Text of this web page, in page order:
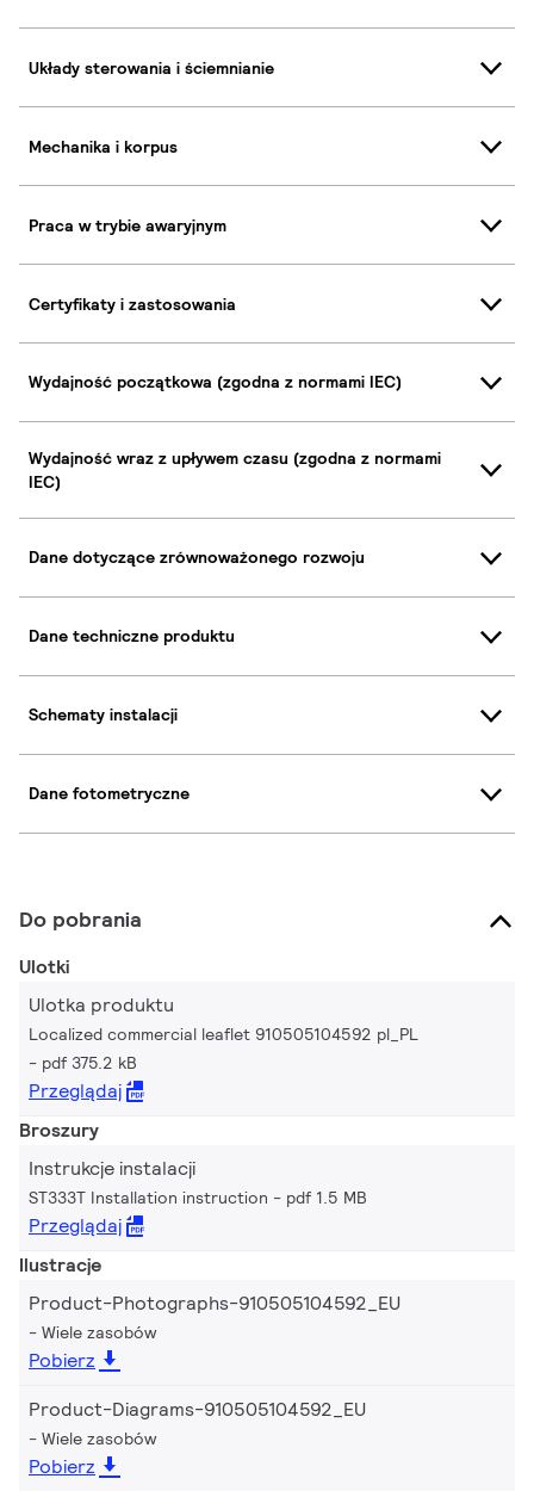
Układy sterowania i ściemnianie
Mechanika i korpus
Praca w trybie awaryjnym
Certyfikaty i zastosowania
Wydajność początkowa (zgodna z normami IEC)
Wydajność wraz z upływem czasu (zgodna z normami
IEC)
Dane dotyczące zrównoważonego rozwoju
Dane techniczne produktu
Schematy instalacji
Dane fotometryczne
Do pobrania
Ulotki
Ulotka produktu
Localized commercial leaflet 910505104592 pl_PL
pdf 375.2 kB
Przeglądaj
Broszury
Instrukcje instalacji
ST333T Installation instruction pdf 1.5 MB
Przeglądaj
Ilustracje
Product-Photographs-910505104592_EU
Wiele zasobów
Pobierz
Product-Diagrams-910505104592_EU
Wiele zasobów
Pobierz